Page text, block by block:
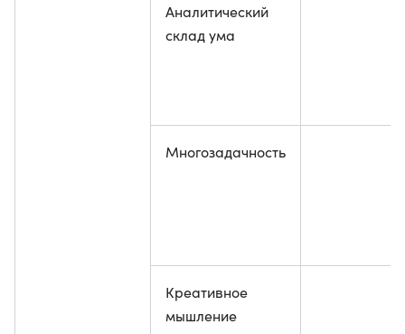
Аналитический
склад ума
Многозадачность
Креативное
мышление